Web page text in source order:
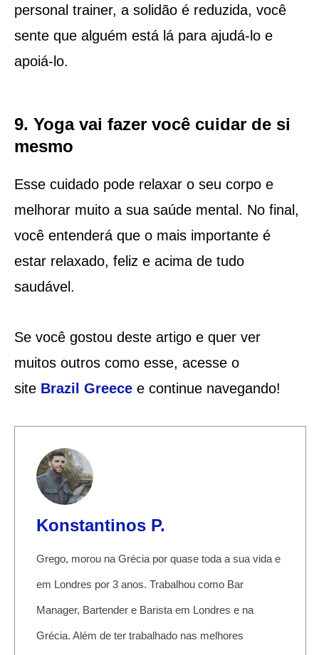
personal trainer, a solidão é reduzida, você
sente que alguém está lá para ajudá-lo e
apoiá-lo.
9. Yoga vai fazer você cuidar de si
mesmo
Esse cuidado pode relaxar o seu corpo e
melhorar muito a sua saúde mental. No final,
você entenderá que o mais importante é
estar relaxado, feliz e acima de tudo
saudável.
Se você gostou deste artigo e quer ver
muitos outros como esse, acesse o
site Brazil Greecee continue navegando!
Konstantinos P.
Grego, morou na Grécia por quase toda a sua vida e
em Londres por 3 anos. Trabalhou como Bar
Manager, Bartender e Barista em Londres e na
Grécia. Além de ter trabalhado nas melhores